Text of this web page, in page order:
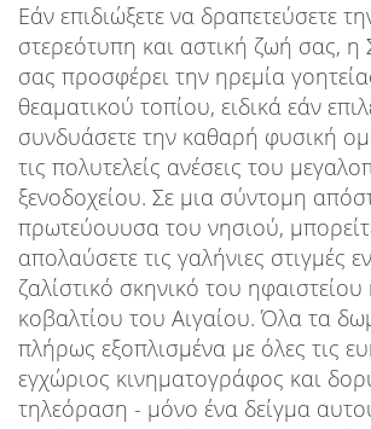
Εάν επιδιώξετε να δραπετεύσετε
στερεότυπη και αστική ζωή σας, η
σας προσφέρει την ηρεμία
θεαματικού τοπίου, ειδικά εάν
συνδυάσετε την καθαρή φυσική
τις πολυτελείς ανέσεις του
ξενοδοχείου. Σε μια σύντομη
πρωτεύουυσα του νησιού,
απολαύσετε τις γαλήνιες στιγμές
ζαλίστικό σκηνικό του
κοβαλτίου του Αιγαίου. Όλα τα
πλήρως εξοπλισμένα με όλες τις
εγχώριος κινηματογράφος και
τηλεόραση - μόνο ένα δείγμα